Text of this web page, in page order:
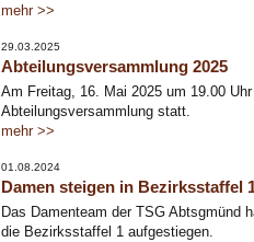
mehr >>
29.03.2025
Abteilungsversammlung 2025
Am Freitag, 16. Mai 2025 um 19.00
Abteilungsversammlung statt.
mehr >>
01.08.2024
Damen steigen in Bezirksstaffel
Das Damenteam der TSG Abtsgmünd
die Bezirksstaffel 1 aufgestiegen.